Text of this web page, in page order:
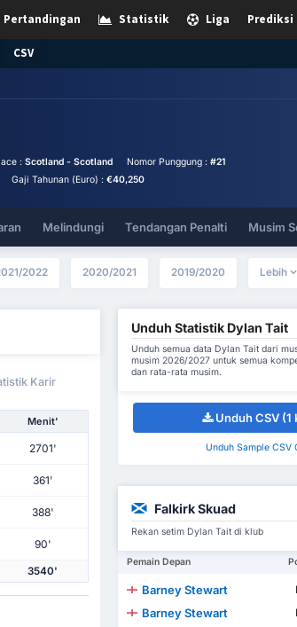
Prediksi
Liga
Statistik
Pertandingan
CSV
:Scotland - Scotland Nomor Punggung : #21
Gaji Tahunan (Euro) : €40,250
Melindungi Tendangan Penalti Musim
2022 2020/2021 2019/2020 Lebih
Karir
Menit'
2701'
361'
388'
90'
3540'
Unduh Statistik Dylan Tait
Unduh semua data Dylan Tait dari
musim 2026/2027 untuk semua
dan rata-rata musim.
Unduh CSV (1
Unduh Sample CSV
Falkirk Skuad
Rekan setim Dylan Tait di klub
Pemain Depan
Barney Stewart
Barney Stewart